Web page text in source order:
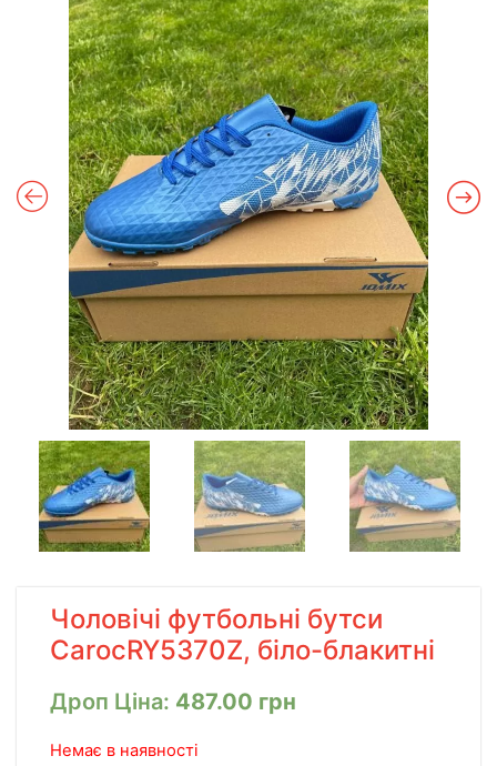
Чоловічі футбольні бутси
CarocRY5370Z, біло-блакитні
Дроп Ціна: 487.00 грн
Немає в наявності